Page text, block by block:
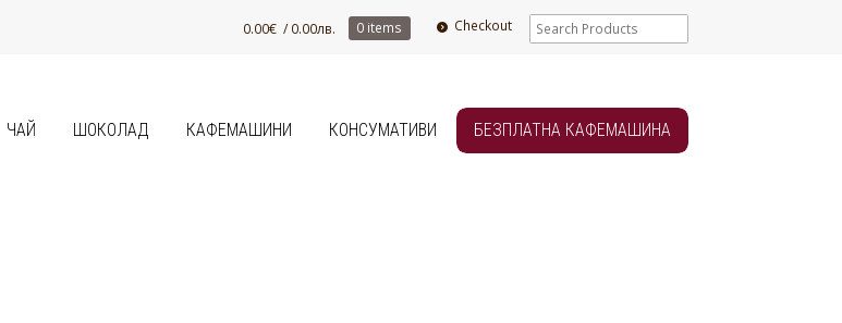
0.00€ / 0.00лв. 0 items Checkout
ЧАЙ ШОКОЛАД КАФЕМАШИНИ КОНСУМАТИВИ БЕЗПЛАТНА КАФЕМАШИНА